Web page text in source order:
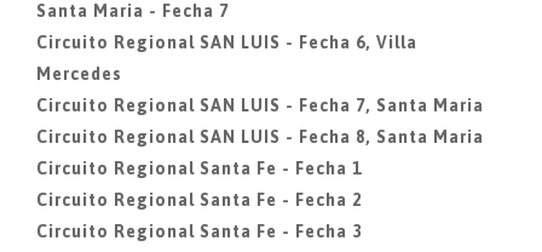
Santa Maria - Fecha 7
Circuito Regional SAN LUIS - Fecha 6, Villa
Mercedes
Circuito Regional SAN LUIS - Fecha 7, Santa Maria
Circuito Regional SAN LUIS - Fecha 8, Santa Maria
Circuito Regional Santa Fe - Fecha 1
Circuito Regional Santa Fe - Fecha 2
Circuito Regional Santa Fe - Fecha 3